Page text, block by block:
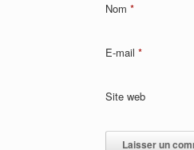
Nom *
E-mail *
Site web